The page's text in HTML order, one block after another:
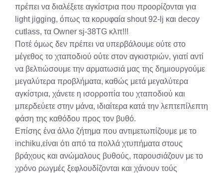
πρέπει να διαλέξετε αγκίστρια που προορίζονται για
light jigging, όπως τα κορυφαία shout 92-lj και decoy
cutlass, τα Owner sj-38TG κλπ!!!
Ποτέ όμως δεν πρέπει να υπερβάλουμε ούτε στο
μέγεθος το χταποδιού ούτε στον αγκιστριών, γιατί αντί
να βελτιώσουμε την αρματωσιά μας της δημιουργούμε
μεγαλύτερα προβλήματα, καθώς μετά μεγαλύτερα
αγκίστρια, χάνετε η ισορροπία του χταποδιού και
μπερδεύετε στην μάνα, ιδιαίτερα κατά την λεπτεπίλεπτη
φάση της καθόδου προς τον βυθό.
Επίσης ένα άλλο ζήτημα που αντιμετωπίζουμε με το
inchiku,είναι ότι από τα πολλά χτυπήματα στους
βράχους και ανώμαλους βυθούς, παρουσιάζουν με το
χρόνο ρωγμές ξεφλουδίζονται και χάνουν τούς